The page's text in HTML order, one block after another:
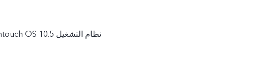
‫نظام التشغيل Funtouch OS 10.5